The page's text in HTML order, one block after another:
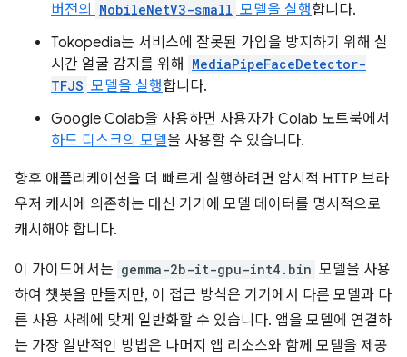
버전의
MobileNetV3-small 모델을 실행합니다.
Tokopedia는 서비스에 잘못된 가입을 방지하기 위해 실
시간 얼굴 감지를 위해
MediaPipeFaceDetector-
TFJS 모델을 실행합니다.
Google Colab을 사용하면 사용자가 Colab 노트북에서
하드 디스크의 모델을 사용할 수 있습니다.
향후 애플리케이션을 더 빠르게 실행하려면 암시적 HTTP 브라
우저 캐시에 의존하는 대신 기기에 모델 데이터를 명시적으로
캐시해야 합니다.
이 가이드에서는 gemma-2b-it-gpu-int4.bin 모델을 사용
하여 챗봇을 만들지만, 이 접근 방식은 기기에서 다른 모델과 다
른 사용 사례에 맞게 일반화할 수 있습니다. 앱을 모델에 연결하
는 가장 일반적인 방법은 나머지 앱 리소스와 함께 모델을 제공